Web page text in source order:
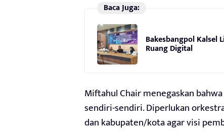
Baca Juga:
Bakesbangpol Kalsel
Ruang Digital
Miftahul Chair menegaskan
sendiri-sendiri. Diperlukan
dan kabupaten/kota agar visi